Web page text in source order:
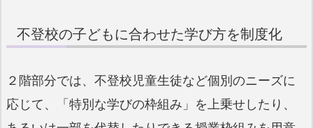
不登校の子どもに合わせた学び方を制度化
２階部分では、不登校児童生徒など個別のニーズに
応じて、「特別な学びの枠組み」を上乗せしたり、